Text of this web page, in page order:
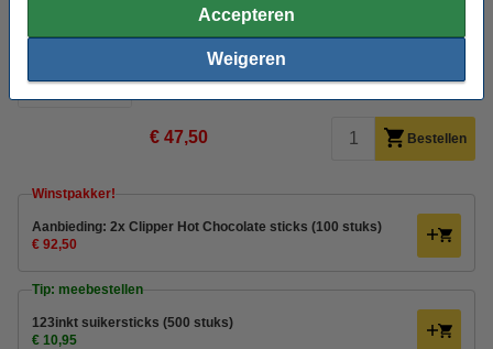
Accepteren
Weigeren
Direct leverbaar
€ 47,50 Bestellen
Winstpakker!
Aanbieding: 2x Clipper Hot Chocolate sticks (100 stuks)
€ 92,50
Tip: meebestellen
123inkt suikersticks (500 stuks)
€ 10,95